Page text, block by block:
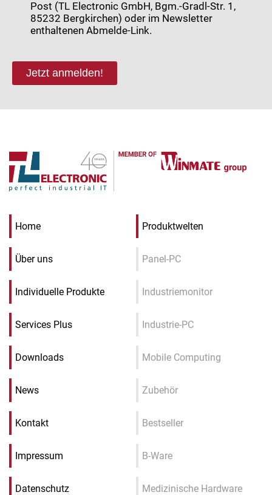
Post (TL Electronic GmbH, Bgm.-Gradl-Str. 1,
85232 Bergkirchen) oder im Newsletter
enthaltenen Abmelde-Link.
Jetzt anmelden!
Home
Über uns
Individuelle Produkte
Services Plus
Downloads
News
Kontakt
Impressum
Datenschutz
Produktwelten
Panel-PC
Industriemonitor
Industrie-PC
Mobile Computing
Zubehör
Bestseller
B-Ware
Medizinische Hardware